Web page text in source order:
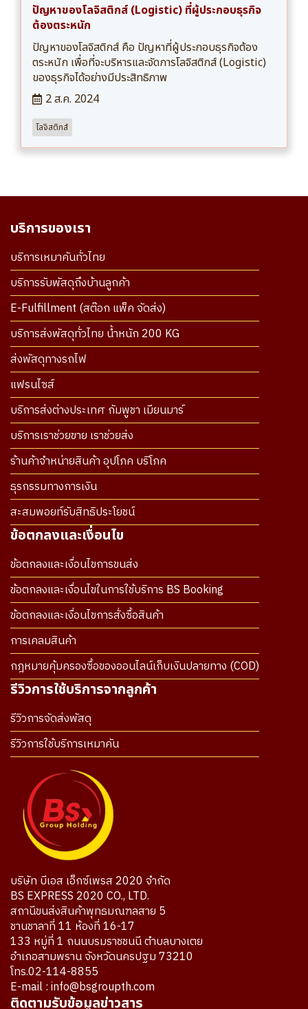
ปัญหาของโลจิสติกส์ (Logistic) ที่ผู้ประกอบธุรกิจ
ต้องตระหนัก
ปัญหาของโลจิสติกส์ คือ ปัญหาที่ผู้ประกอบธุรกิจต้อง
ตระหนัก เพื่อที่จะบริหารและจัดการโลจิสติกส์ (Logistic)
ของธุรกิจได้อย่างมีประสิทธิภาพ
2 ส.ค. 2024
โลจิสติกส์
บริการของเรา
บริการเหมาคันทั่วไทย
บริการรับพัสดุถึงบ้านลูกค้า
E-Fulfillment (สต๊อก แพ็ค จัดส่ง)
บริการส่งพัสดุทั่วไทย น้ำหนัก 200 KG
ส่งพัสดุทางรถไฟ
แฟรนไซส์
บริการส่งต่างประเทศ กัมพูชา เมียนมาร์
บริการเราช่วยขาย เราช่วยส่ง
ร้านค้าจำหน่ายสินค้า อุปโภค บริโภค
ธุรกรรมทางการเงิน
สะสมพอยท์รับสิทธิประโยชน์
ข้อตกลงและเงื่อนไข
ข้อตกลงและเงื่อนไขการขนส่ง
ข้อตกลงและเงื่อนไขในการใช้บริการ BS Booking
ข้อตกลงและเงื่อนไขการสั่งซื้อสินค้า
การเคลมสินค้า
กฎหมายคุ้มครองซื้อของออนไลน์เก็บเงินปลายทาง (COD)
รีวิวการใช้บริการจากลูกค้า
รีวิวการจัดส่งพัสดุ
รีวิวการใช้บริการเหมาคัน
บริษัท บีเอส เอ็กซ์เพรส 2020 จำกัด
BS EXPRESS 2020 CO., LTD.
สถานีขนส่งสินค้าพุทธมณฑลสาย 5
ชานชาลาที่ 11 ห้องที่ 16-17
133 หมู่ที่ 1 ถนนบรมราชชนนี ตำบลบางเตย
อำเภอสามพราน จังหวัดนครปฐม 73210
โทร.02-114-8855
E-mail : info@bsgroupth.com
ติดตามรับข้อมูลข่าวสาร